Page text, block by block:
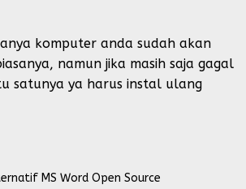
komputer anda sudah akan
namun jika masih saja gagal
satunya ya harus instal ulang
MS Word Open Source